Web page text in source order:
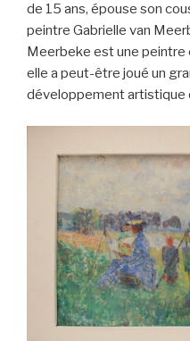
de 15 ans, épouse son
peintre Gabrielle van
Meerbeke est une
elle a peut-être joué un
développement artistique